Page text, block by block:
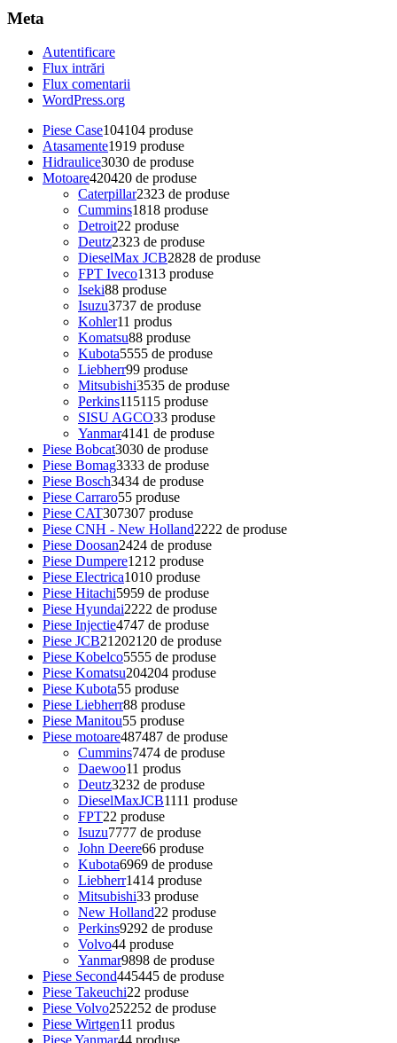
Meta
Autentificare
Flux intrări
Flux comentarii
WordPress.org
Piese Case104104 produse
Atasamente1919 produse
Hidraulice3030 de produse
Motoare420420 de produse
Caterpillar2323 de produse
Cummins1818 produse
Detroit22 produse
Deutz2323 de produse
DieselMax JCB2828 de produse
FPT Iveco1313 produse
Iseki88 produse
Isuzu3737 de produse
Kohler11 produs
Komatsu88 produse
Kubota5555 de produse
Liebherr99 produse
Mitsubishi3535 de produse
Perkins115115 produse
SISU AGCO33 produse
Yanmar4141 de produse
Piese Bobcat3030 de produse
Piese Bomag3333 de produse
Piese Bosch3434 de produse
Piese Carraro55 produse
Piese CAT307307 produse
Piese CNH - New Holland2222 de produse
Piese Doosan2424 de produse
Piese Dumpere1212 produse
Piese Electrica1010 produse
Piese Hitachi5959 de produse
Piese Hyundai2222 de produse
Piese Injectie4747 de produse
Piese JCB21202120 de produse
Piese Kobelco5555 de produse
Piese Komatsu204204 produse
Piese Kubota55 produse
Piese Liebherr88 produse
Piese Manitou55 produse
Piese motoare487487 de produse
Cummins7474 de produse
Daewoo11 produs
Deutz3232 de produse
DieselMaxJCB1111 produse
FPT22 produse
Isuzu7777 de produse
John Deere66 produse
Kubota6969 de produse
Liebherr1414 produse
Mitsubishi33 produse
New Holland22 produse
Perkins9292 de produse
Volvo44 produse
Yanmar9898 de produse
Piese Second445445 de produse
Piese Takeuchi22 produse
Piese Volvo252252 de produse
Piese Wirtgen11 produs